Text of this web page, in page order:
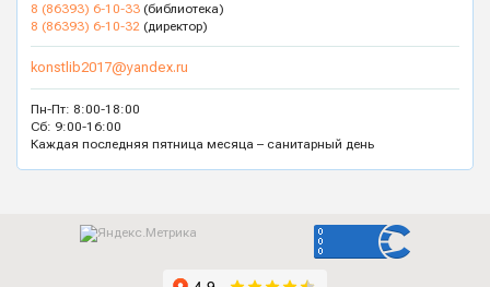
8 (86393) 6-10-33 (библиотека)
8 (86393) 6-10-32 (директор)
konstlib2017@yandex.ru
Пн-Пт: 8:00-18:00
Сб: 9:00-16:00
Каждая последняя пятница месяца – санитарный день